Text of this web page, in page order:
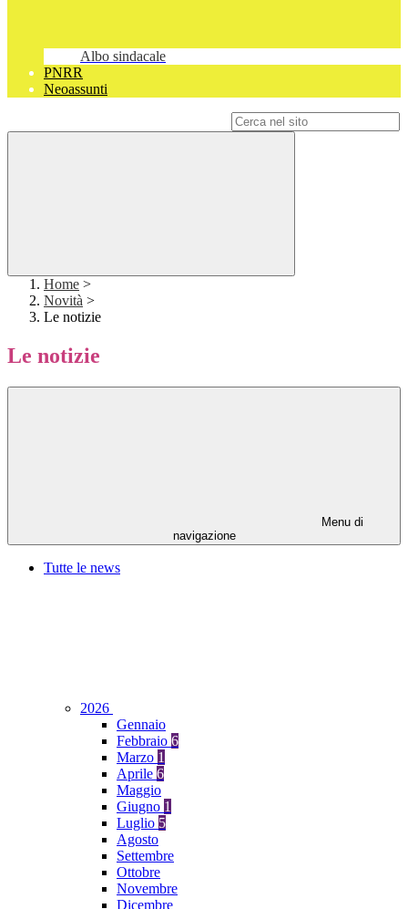
Albo sindacale
PNRR
Neoassunti
Home >
Novità >
Le notizie
Le notizie
Menu di
navigazione
Tutte le news
2026
Gennaio
Febbraio 6
Marzo 1
Aprile 6
Maggio
Giugno 1
Luglio 5
Agosto
Settembre
Ottobre
Novembre
Dicembre